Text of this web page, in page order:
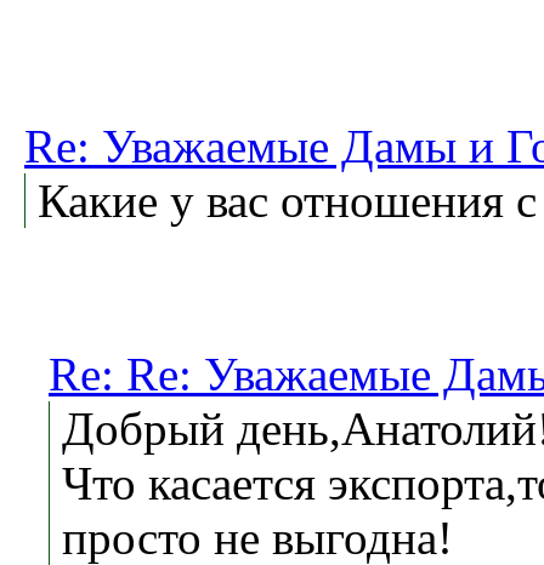
Re: Уважаемые Дамы и
Какие у вас отношения
Re: Re: Уважаемые
Добрый
Что касается
просто не выгодна!